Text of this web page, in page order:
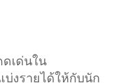
เด่นใน
งรายได้ให้กับนัก